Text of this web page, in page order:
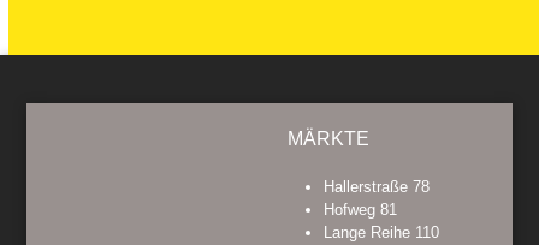
MÄRKTE
Hallerstraße 78
Hofweg 81
Lange Reihe 110